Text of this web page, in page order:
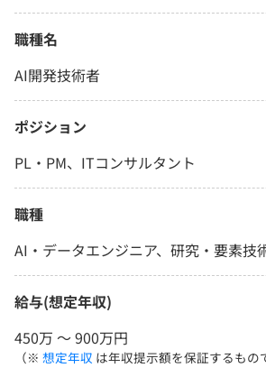
職種名
AI開発技術者
ポジション
PL・PM、ITコンサルタント
職種
AI・データエンジニア、研究・要素技
給与(想定年収)
450万 〜 900万円
（※ 想定年収 は年収提示額を保証するもの